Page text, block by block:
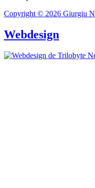
Copyright © 2026 Giurgiu
Webdesign